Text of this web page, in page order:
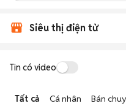
Siêu thị điện tử
Tin có video
Tất cả Cá nhân Bán